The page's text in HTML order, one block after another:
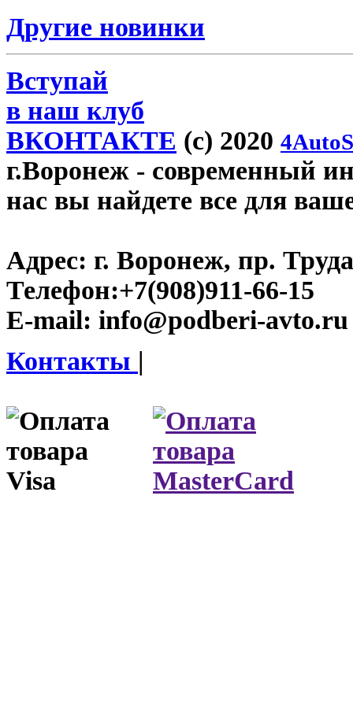
Другие новинки
Вступай
в наш клуб
ВКОНТАКТЕ (c) 2020
г.Воронеж - современный
нас вы найдете все для
Адрес: г. Воронеж, пр.
Телефон:+7(908)911-66-15
E-mail: info@podberi-avto.ru
Контакты |